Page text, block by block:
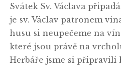
Svátek Sv. Václava
je sv. Václav patronem
husu si neupečeme na
které jsou právě na
Herbáře jsme si připravili